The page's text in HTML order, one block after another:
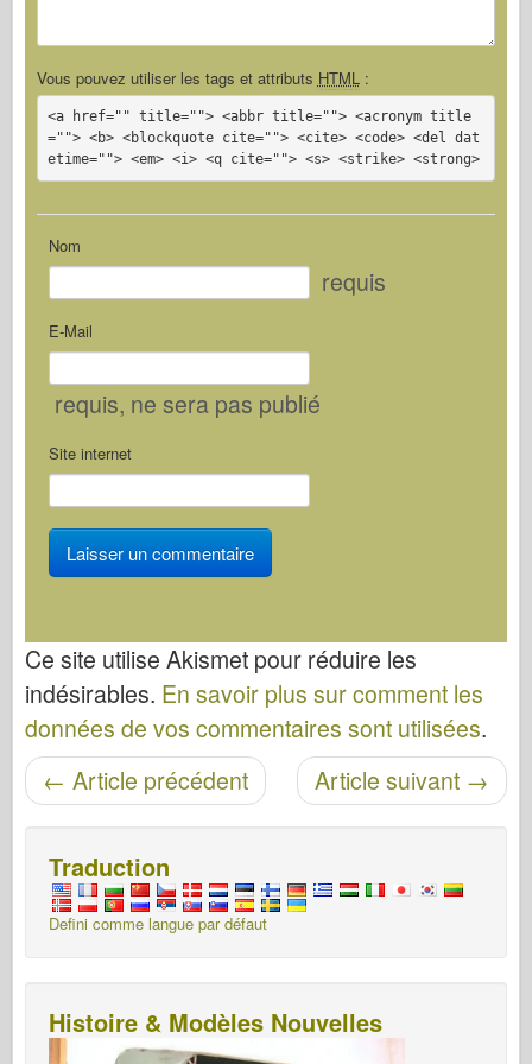
Vous pouvez utiliser les tags et attributs HTML :
<a href="" title=""> <abbr title=""> <acronym title
=""> <b> <blockquote cite=""> <cite> <code> <del dat
etime=""> <em> <i> <q cite=""> <s> <strike> <strong>
Nom
requis
E-Mail
requis, ne sera pas publié
Site internet
Ce site utilise Akismet pour réduire les
indésirables. En savoir plus sur comment les
données de vos commentaires sont utilisées.
Navigation entre les articles Article suivant →
← Article précédent
Traduction
Defini comme langue par défaut
Histoire & Modèles Nouvelles